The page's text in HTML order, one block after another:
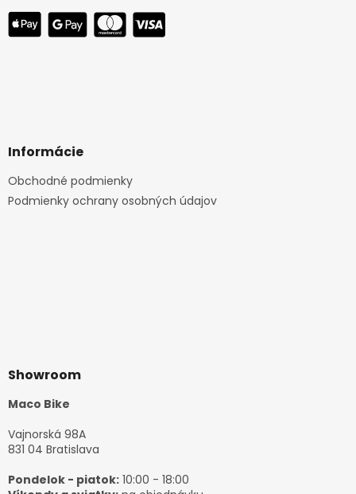
Informácie
Obchodné podmienky
Podmienky ochrany osobných údajov
Showroom
Maco Bike
Vajnorská 98A
831 04 Bratislava
Pondelok - piatok: 10:00 - 18:00